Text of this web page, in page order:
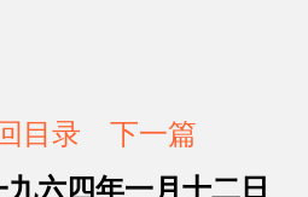
回目录
下一篇
九六四年一月十二日